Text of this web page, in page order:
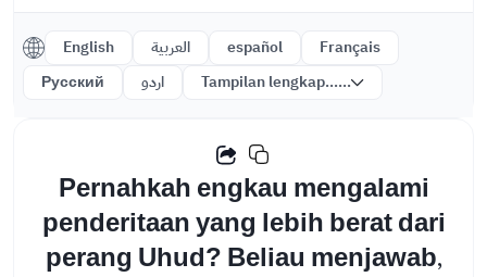
English العربية español
Français
Русский
اردو Tampilan lengkap......
Pernahkah engkau mengalami
penderitaan yang lebih berat dari
perang Uhud? Beliau menjawab,